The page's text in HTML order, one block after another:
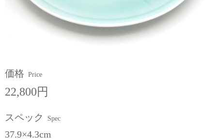
価格 Price
22,800円
スペック Spec
37.9×4.3cm